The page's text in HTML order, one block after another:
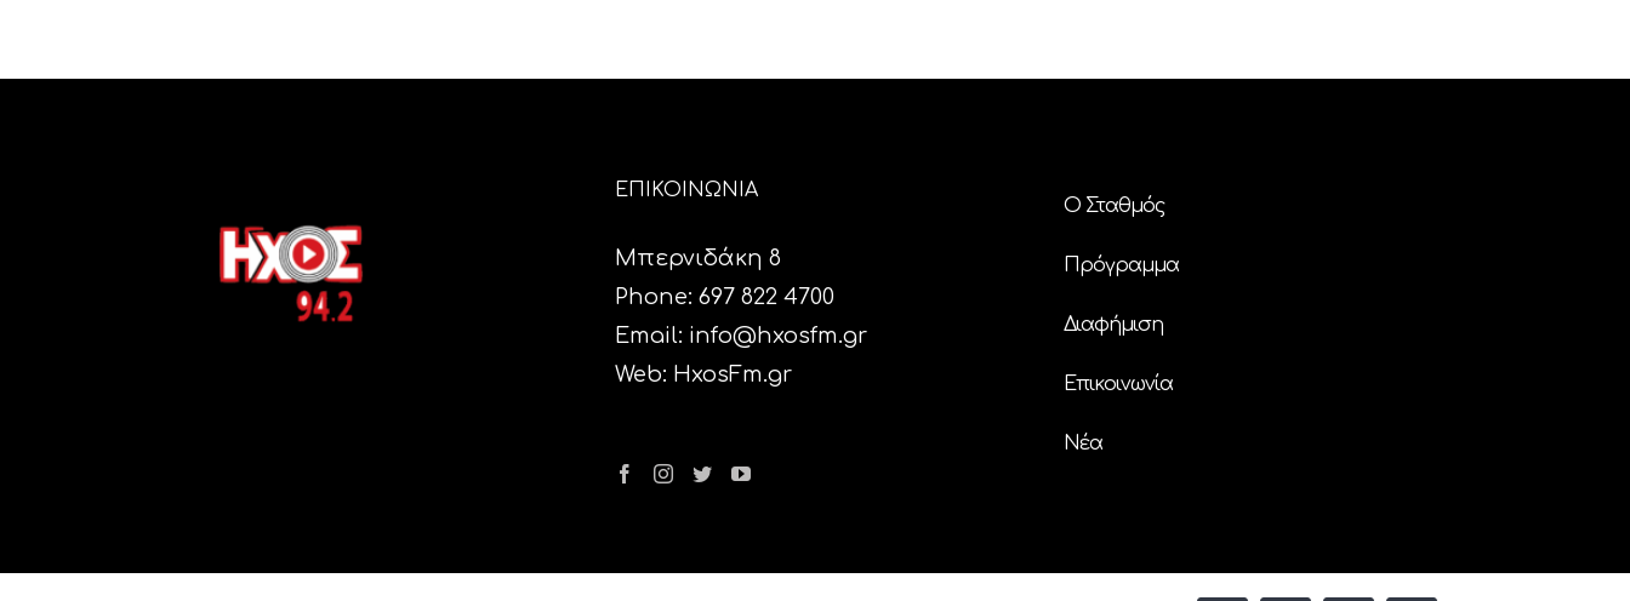
ΕΠΙΚΟΙΝΩΝΙΑ
Μπερνιδάκη 8
Phone: 697 822 4700
Email: info@hxosfm.gr
Web: HxosFm.gr
Ο Σταθμός
Πρόγραμμα
Διαφήμιση
Επικοινωνία
Nέα